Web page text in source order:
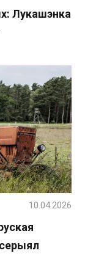
Лукашэнка
10.04.2026